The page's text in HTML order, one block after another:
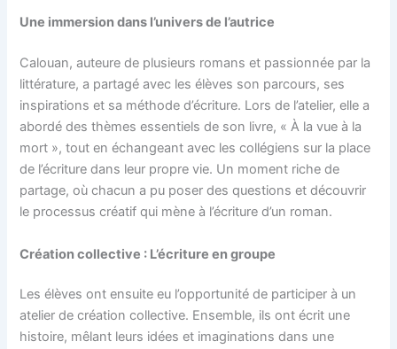
Une immersion dans l’univers de l’autrice
Calouan, auteure de plusieurs romans et passionnée par la
littérature, a partagé avec les élèves son parcours, ses
inspirations et sa méthode d’écriture. Lors de l’atelier, elle a
abordé des thèmes essentiels de son livre, « À la vue à la
mort », tout en échangeant avec les collégiens sur la place
de l’écriture dans leur propre vie. Un moment riche de
partage, où chacun a pu poser des questions et découvrir
le processus créatif qui mène à l’écriture d’un roman.
Création collective : L’écriture en groupe
Les élèves ont ensuite eu l’opportunité de participer à un
atelier de création collective. Ensemble, ils ont écrit une
histoire, mêlant leurs idées et imaginations dans une